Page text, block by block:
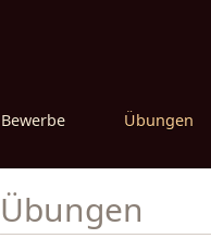
Bewerbe Übungen
Übungen